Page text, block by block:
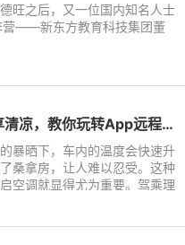
旺之后，又一位国内知名人士
营——新东方教育科技集团董
理想ONE上车即享清凉，教你玩转App远程控制空调
暴晒下，车内的温度会快速升
桑拿房，让人难以忍受。这种
空调就显得尤为重要。驾乘理
，夏季每一次出行，都从清